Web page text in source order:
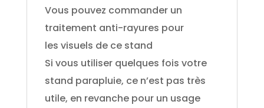
Vous pouvez commander un
traitement anti-rayures pour
les visuels de ce stand
Si vous utiliser quelques fois votre
stand parapluie, ce n’est pas très
utile, en revanche pour un usage